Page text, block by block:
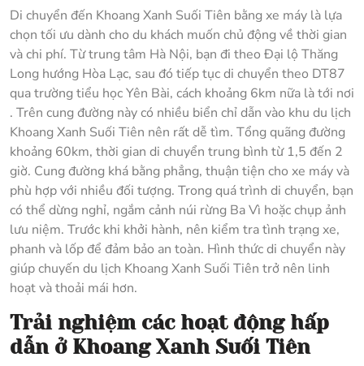
Di chuyển đến Khoang Xanh Suối Tiên bằng xe máy là lựa
chọn tối ưu dành cho du khách muốn chủ động về thời gian
và chi phí. Từ trung tâm Hà Nội, bạn đi theo Đại lộ Thăng
Long hướng Hòa Lạc, sau đó tiếp tục di chuyển theo DT87
qua trường tiểu học Yên Bài, cách khoảng 6km nữa là tới nơi
. Trên cung đường này có nhiều biển chỉ dẫn vào khu du lịch
Khoang Xanh Suối Tiên nên rất dễ tìm. Tổng quãng đường
khoảng 60km, thời gian di chuyển trung bình từ 1,5 đến 2
giờ. Cung đường khá bằng phẳng, thuận tiện cho xe máy và
phù hợp với nhiều đối tượng. Trong quá trình di chuyển, bạn
có thể dừng nghỉ, ngắm cảnh núi rừng Ba Vì hoặc chụp ảnh
lưu niệm. Trước khi khởi hành, nên kiểm tra tình trạng xe,
phanh và lốp để đảm bảo an toàn. Hình thức di chuyển này
giúp chuyến du lịch Khoang Xanh Suối Tiên trở nên linh
hoạt và thoải mái hơn.
Trải nghiệm các hoạt động hấp
dẫn ở Khoang Xanh Suối Tiên